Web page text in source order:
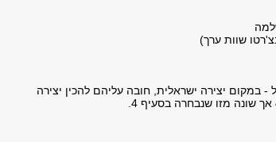
שוות ערך)
במקום יצירה ישראלית, חובה עליהם להכין יצירה